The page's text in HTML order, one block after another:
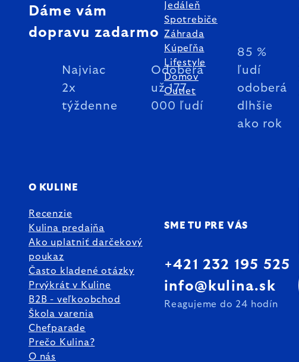
Dáme vám
dopravu zadarmo
Najviac
2x
týždenne
Odoberá
už 177
000 ľudí
85 %
ľudí
odoberá
dlhšie
ako rok
Jedáleň
Spotrebiče
Záhrada
Kúpeľňa
Lifestyle
Domov
Outlet
O KULINE
Recenzie
Kulina predajňa
Ako uplatniť darčekový
poukaz
Často kladené otázky
Prvýkrát v Kuline
B2B - veľkoobchod
Škola varenia
Chefparade
Prečo Kulina?
O nás
SME TU PRE VÁS
+421 232 195 525
info@kulina.sk
Reagujeme do 24 hodín